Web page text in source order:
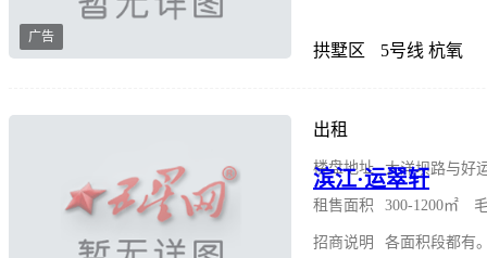
广告
拱墅区 5号线 杭氧
出租
滨江·运翠轩
楼盘地址 大洋坝路与好
租售面积 300-1200㎡
招商说明 各面积段都有